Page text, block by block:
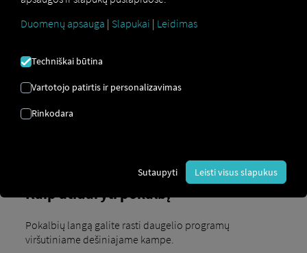
Kaip atidaryti pokalbį
Pokalbių langą galite rasti daugelio programų
viršutiniame dešiniajame kampe.
Duomenų apsauga | Slapukai | Leidimas
Techniškai būtina
Vartotojo patirtis ir personalizavimas
Rinkodara
Sutaupyti Leisti visus slapukus